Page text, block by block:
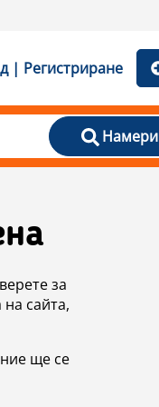
| Регистриране
Намери
за
сайта,
ще се